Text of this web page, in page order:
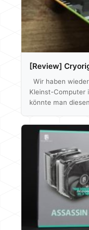
[Review]
Wir haben
Kleinst-Computer
könnte man
eher auf die
Systemen mit nur
der Kühlkörper
Benchtables und
groß wie die
Leistung? Wir